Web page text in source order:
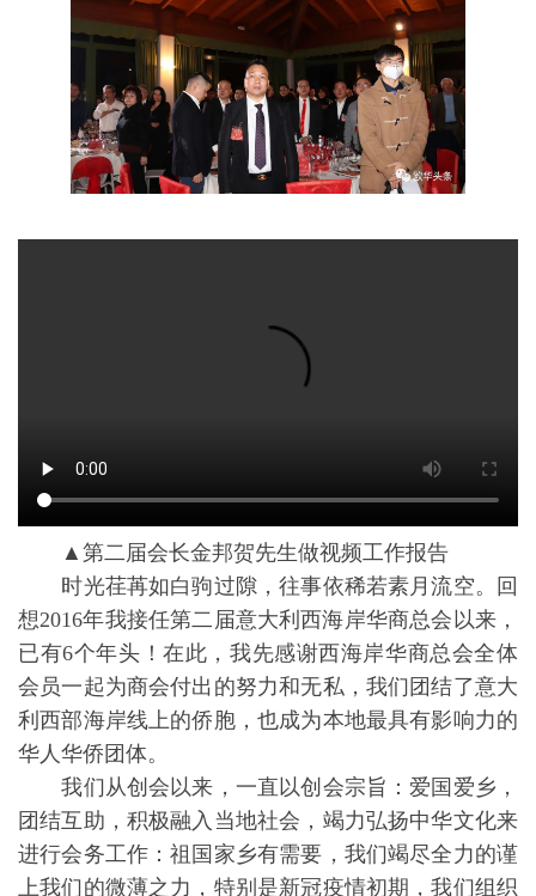
▲第⼆届会长⾦邦贺先生做视频⼯作报告
时光荏苒如白驹过隙，往事依稀若素月流空。回
想2016年我接任第二届意大利西海岸华商总会以来，
已有6个年头！在此，我先感谢西海岸华商总会全体
会员一起为商会付出的努力和无私，我们团结了意大
利西部海岸线上的侨胞，也成为本地最具有影响力的
华人华侨团体。
我们从创会以来，一直以创会宗旨：爱国爱乡，
团结互助，积极融入当地社会，竭力弘扬中华文化来
进行会务工作：祖国家乡有需要，我们竭尽全力的谨
上我们的微薄之力，特别是新冠疫情初期，我们组织